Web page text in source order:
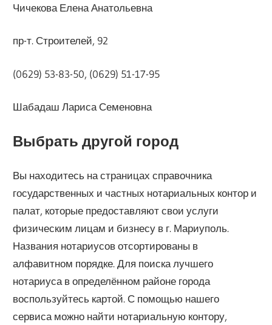
Чичекова Елена Анатольевна
пр-т. Строителей, 92
(0629) 53-83-50, (0629) 51-17-95
Шабадаш Лариса Семеновна
Выбрать другой город
Вы находитесь на страницах справочника
государственных и частных нотариальных контор и
палат, которые предоставляют свои услуги
физическим лицам и бизнесу в г. Мариуполь.
Названия нотариусов отсортированы в
алфавитном порядке. Для поиска лучшего
нотариуса в определённом районе города
воспользуйтесь картой. С помощью нашего
сервиса можно найти нотариальную контору,